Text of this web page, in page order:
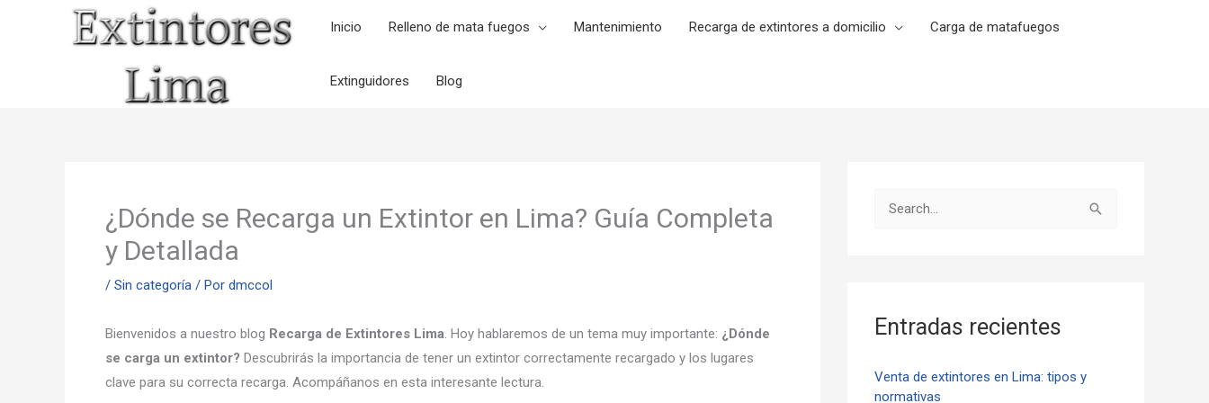
Inicio Relleno de mata fuegos Mantenimiento Recarga de extintores a domicilio Carga de matafuegos
Extinguidores Blog
¿Dónde se Recarga un Extintor en Lima? Guía Completa
y Detallada
/ Sin categoría / Por dmccol
Bienvenidos a nuestro blog Recarga de Extintores Lima. Hoy hablaremos de un tema muy importante: ¿Dónde
se carga un extintor? Descubrirás la importancia de tener un extintor correctamente recargado y los lugares
clave para su correcta recarga. Acompáñanos en esta interesante lectura.
a
p
Entradas recientes
Venta de extintores en Lima: tipos y
normativas